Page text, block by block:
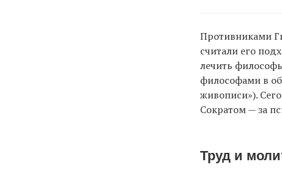
Противниками
считали его
лечить
философами в
живописи»).
Сократом — за
Труд и